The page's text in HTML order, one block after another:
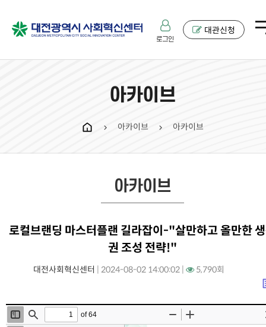
로그인
대관신청
아카이브
chevron_right 아카이브 chevron_right 아카이브
아카이브
로컬브랜딩 마스터플랜 길라잡이-"살만하고 올만한
권 조성 전략!"
대전사회혁신센터 |2024-08-02 14:00:02 | 5,790회
본문